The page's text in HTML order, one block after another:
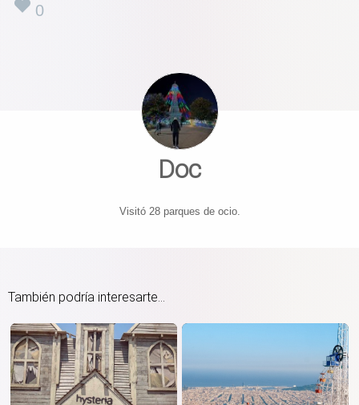
0
Doc
Visitó 28 parques de ocio.
También podría interesarte...